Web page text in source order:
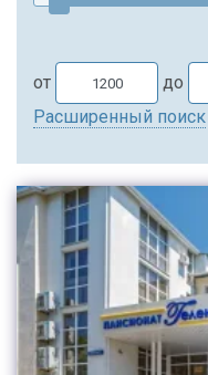
от до
Расширенный поиск